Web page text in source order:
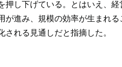
押し下げている。とはいえ、
が進み、規模の効率が生まれ
れる見通しだと指摘した。